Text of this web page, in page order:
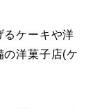
るケーキや洋
の洋菓子店(ケ